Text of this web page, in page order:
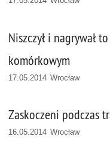
Niszczył i nagrywał
komórkowym
17.05.2014 Wrocław
Zaskoczeni podczas
16.05.2014 Wrocław